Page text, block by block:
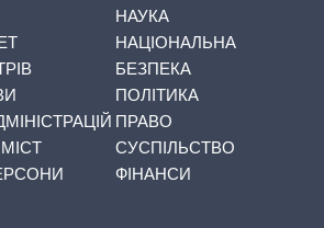
НАУКА
НАЦІОНАЛЬНА
БЕЗПЕКА
ПОЛІТИКА
ПРАВО
СУСПІЛЬСТВО
ФІНАНСИ